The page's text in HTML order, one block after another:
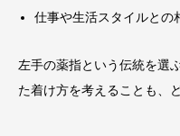
仕事や生活スタイルとの
左手の薬指という伝統を選
た着け方を考えることも、